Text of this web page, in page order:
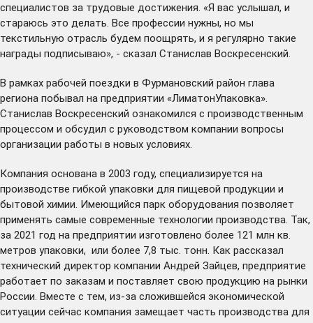
специалистов за трудовые достижения. «Я вас услышал, и
стараюсь это делать. Все профессии нужны, но мы
текстильную отрасль будем поощрять, и я регулярно такие
награды подписываю», - сказал Станислав Воскресенский.
В рамках рабочей поездки в Фурмановский район глава
региона побывал на предприятии «ЛиматонУпаковка».
Станислав Воскресенский ознакомился с производственным
процессом и обсудил с руководством компании вопросы
организации работы в новых условиях.
Компания основана в 2003 году, специализируется на
производстве гибкой упаковки для пищевой продукции и
бытовой химии. Имеющийся парк оборудования позволяет
применять самые современные технологии производства. Так,
за 2021 год на предприятии изготовлено более 121 млн кв.
метров упаковки, или более 7,8 тыс. тонн. Как рассказал
технический директор компании Андрей Зайцев, предприятие
работает по заказам и поставляет свою продукцию на рынки
России. Вместе с тем, из-за сложившейся экономической
ситуации сейчас компания замещает часть производства для